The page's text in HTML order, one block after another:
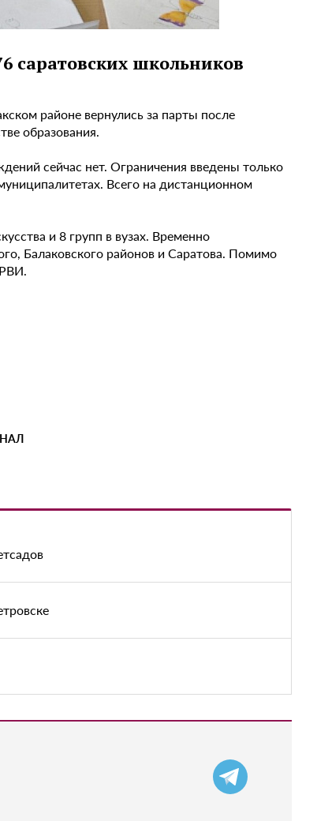
саратовских школьников
районе вернулись за парты после
образования.
сейчас нет. Ограничения введены только
Всего на дистанционном
и 8 групп в вузах. Временно
Балаковского районов и Саратова. Помимо